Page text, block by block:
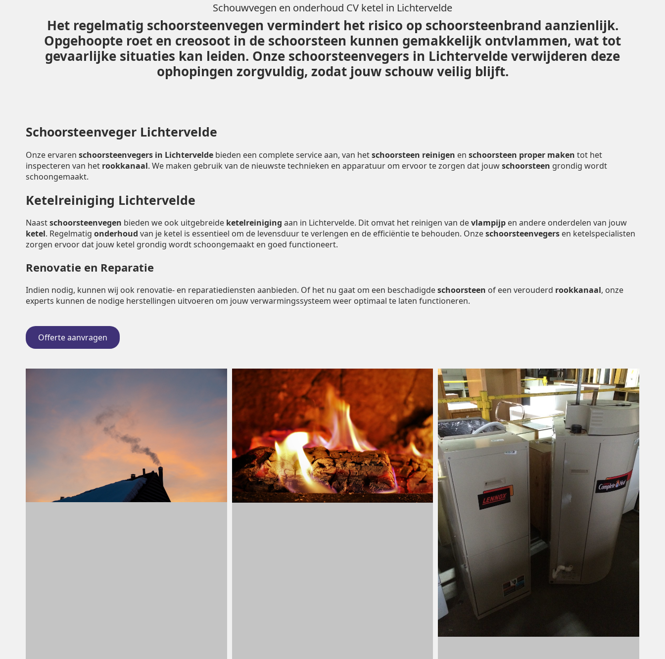
Schouwvegen en onderhoud CV ketel in Lichtervelde
Het regelmatig schoorsteenvegen vermindert het risico op schoorsteenbrand aanzienlijk.
Opgehoopte roet en creosoot in de schoorsteen kunnen gemakkelijk ontvlammen, wat tot
gevaarlijke situaties kan leiden. Onze schoorsteenvegers in Lichtervelde verwijderen deze
ophopingen zorgvuldig, zodat jouw schouw veilig blijft.
Schoorsteenveger Lichtervelde
Onze ervaren schoorsteenvegers in Lichtervelde bieden een complete service aan, van hetschoorsteen reinigen en schoorsteen proper maken tot het
inspecteren van het rookkanaal. We maken gebruik van de nieuwste technieken en apparatuur om ervoor te zorgen dat jouwschoorsteen grondig wordt
schoongemaakt.
Ketelreiniging Lichtervelde
Naastschoorsteenvegen bieden we ook uitgebreide ketelreiniging aan in Lichtervelde. Dit omvat het reinigen van devlampijp en andere onderdelen van jouw
ketel. Regelmatig onderhoud van je ketel is essentieel om de levensduur te verlengen en de efficiëntie te behouden. Onzeschoorsteenvegers en ketelspecialisten
zorgen ervoor dat jouw ketel grondig wordt schoongemaakt en goed functioneert.
Renovatie en Reparatie
Indien nodig, kunnen wij ook renovatie- en reparatiediensten aanbieden. Of het nu gaat om een beschadigdeschoorsteen of een verouderd rookkanaal, onze
experts kunnen de nodige herstellingen uitvoeren om jouw verwarmingssysteem weer optimaal te laten functioneren.
Offerte aanvragen